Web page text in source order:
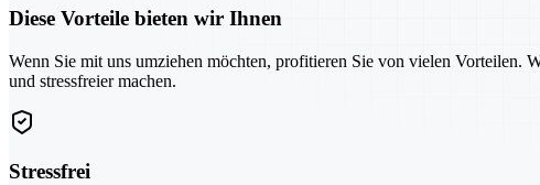
Diese Vorteile bieten wir Ihnen
Wenn Sie mit uns umziehen möchten, profitieren Sie von vielen Vorteilen.
und stressfreier machen.
Stressfrei